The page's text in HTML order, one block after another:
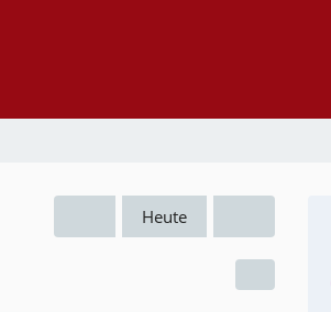
Heute